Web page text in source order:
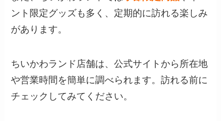
ント限定グッズも多く、定期的に訪れる楽しみ
があります。
ちいかわランド店舗は、公式サイトから所在地
や営業時間を簡単に調べられます。訪れる前に
チェックしてみてください。